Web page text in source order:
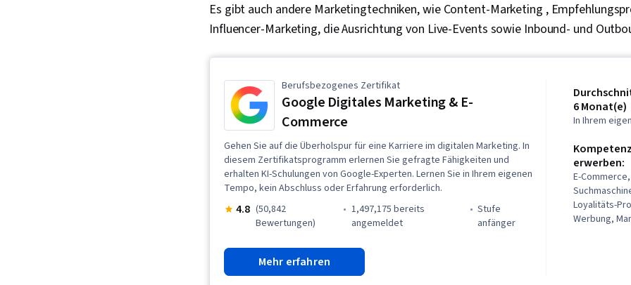
Es gibt auch andere Marketingtechniken, wie Content-Marketing ,
Influencer-Marketing, die Ausrichtung von Live-Events sowie Inbound- und
Berufsbezogenes Zertifikat
Google Digitales Marketing & E-
Commerce
Gehen Sie auf die Überholspur für eine Karriere im digitalen Marketing. In
diesem Zertifikatsprogramm erlernen Sie gefragte Fähigkeiten und
erhalten KI-Schulungen von Google-Experten. Lernen Sie in Ihrem eigenen
Tempo, kein Abschluss oder Erfahrung erforderlich.
4.8 (50,842
Bewertungen)
1,497,175 bereits
angemeldet
stufe
anfänger
Mehr erfahren
6 Monat(e)
In Ihrem
erwerben:
E-
Loyalitäts-
Werbung,